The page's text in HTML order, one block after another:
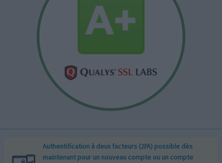
Authentification à deux facteurs (2FA) possible dès
maintenant pour un nouveau compte ou un compte